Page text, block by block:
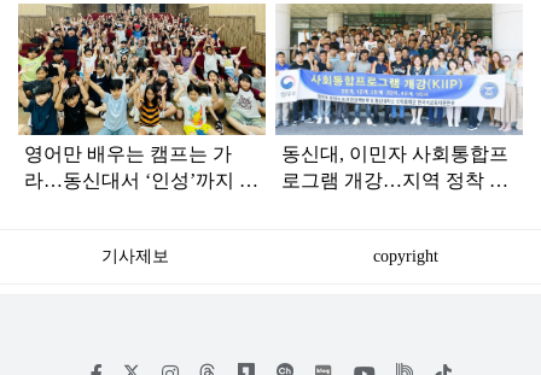
탑
라
인
영어만 배우는 캠프는 가
라…동신대서 ‘인성’까지 키
동신대, 이민자 사회통합프
로그램 개강…지역 정착 지
기사제보 copyright